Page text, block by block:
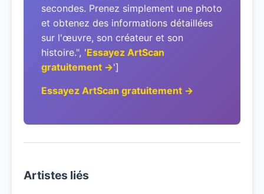
secondes. Prenez simplement une photo
et obtenez des informations détaillées
sur l'œuvre, son créateur et son
histoire.", 'Essayez ArtScan
gratuitement →']
Essayez ArtScan gratuitement →
Artistes liés